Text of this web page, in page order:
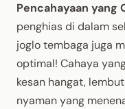
Pencahayaan yang
penghias di dalam
joglo tembaga juga
optimal! Cahaya
kesan hangat,
nyaman yang